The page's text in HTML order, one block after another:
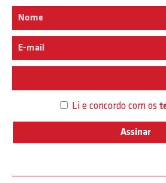
Li e concordo com os